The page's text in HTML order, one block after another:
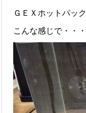
ＧＥＸホットパッ
こんな感じで・・・